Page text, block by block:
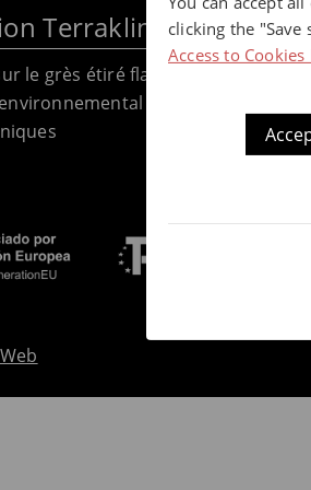
clicking the "Save
Access to Cookies
Terraklinker
le grès étiré flammé